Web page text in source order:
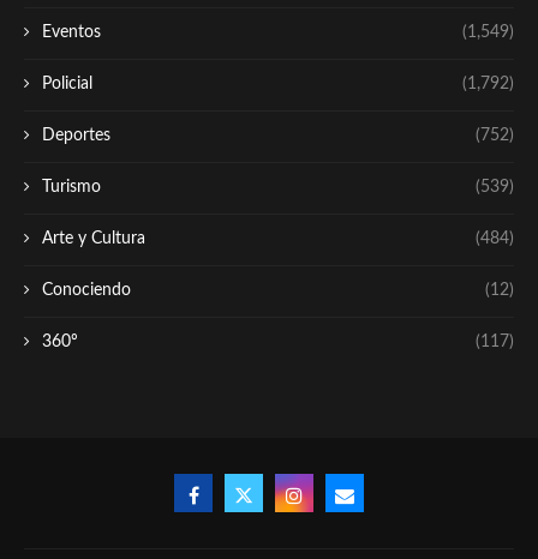
Eventos (1,549)
Policial (1,792)
Deportes (752)
Turismo (539)
Arte y Cultura (484)
Conociendo (12)
360º (117)